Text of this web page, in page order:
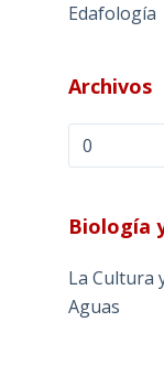
Edafología
Archivos
Archivos
Biología
La Cultura
Aguas